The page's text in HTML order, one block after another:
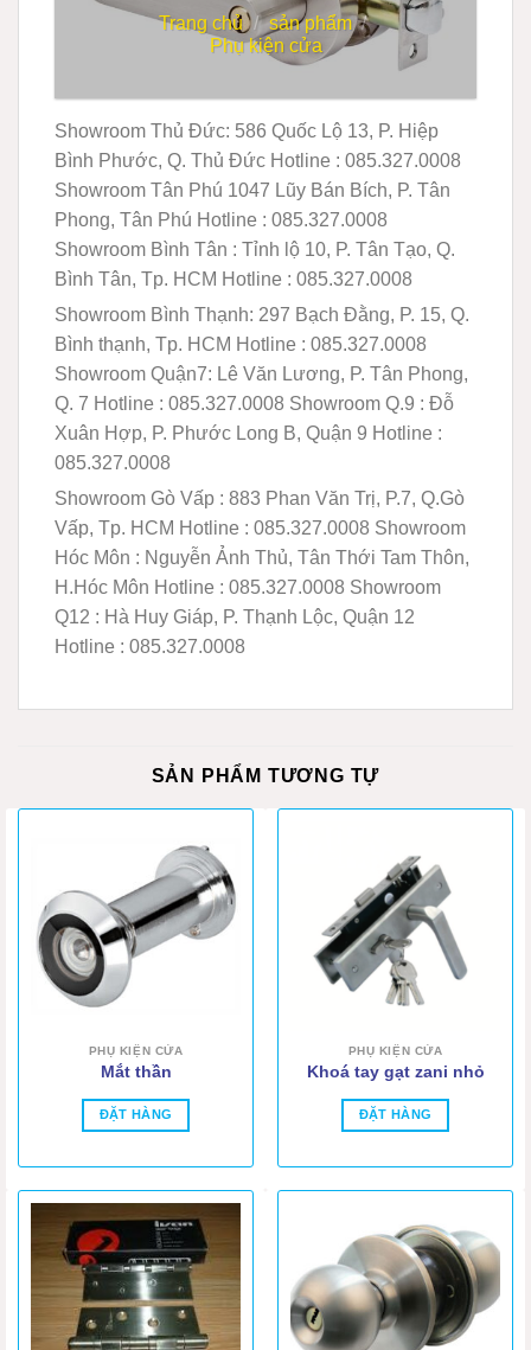
Trang chủ / sản phẩm /
Phụ kiện cửa
Showroom Thủ Đức: 586 Quốc Lộ 13, P. Hiệp
Bình Phước, Q. Thủ Đức Hotline : 085.327.0008
Showroom Tân Phú 1047 Lũy Bán Bích, P. Tân
Phong, Tân Phú Hotline : 085.327.0008
Showroom Bình Tân : Tỉnh lộ 10, P. Tân Tạo, Q.
Bình Tân, Tp. HCM Hotline : 085.327.0008
Showroom Bình Thạnh: 297 Bạch Đằng, P. 15, Q.
Bình thạnh, Tp. HCM Hotline : 085.327.0008
Showroom Quận7: Lê Văn Lương, P. Tân Phong,
Q. 7 Hotline : 085.327.0008 Showroom Q.9 : Đỗ
Xuân Hợp, P. Phước Long B, Quận 9 Hotline :
085.327.0008
Showroom Gò Vấp : 883 Phan Văn Trị, P.7, Q.Gò
Vấp, Tp. HCM Hotline : 085.327.0008 Showroom
Hóc Môn : Nguyễn Ảnh Thủ, Tân Thới Tam Thôn,
H.Hóc Môn Hotline : 085.327.0008 Showroom
Q12 : Hà Huy Giáp, P. Thạnh Lộc, Quận 12
Hotline : 085.327.0008
SẢN PHẨM TƯƠNG TỰ
PHỤ KIỆN CỬA
Mắt thần
ĐẶT HÀNG
PHỤ KIỆN CỬA
Khoá tay gạt zani nhỏ
ĐẶT HÀNG